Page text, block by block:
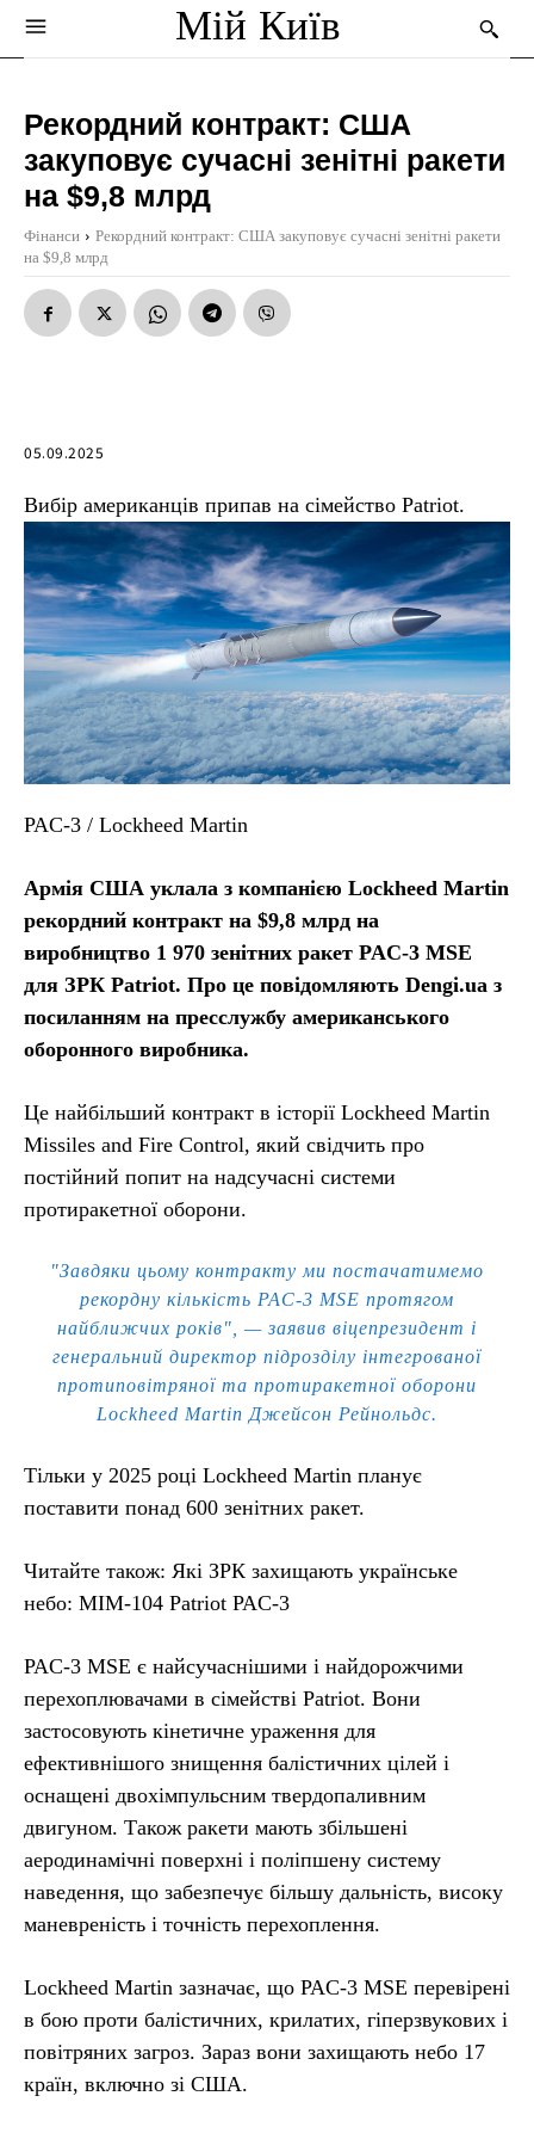
Мій Київ
Рекордний контракт: США
закуповує сучасні зенітні ракети
на $9,8 млрд
Фінанси
Рекордний контракт: США закуповує сучасні зенітні ракети
на $9,8 млрд
05.09.2025
Вибір американців припав на сімейство Patriot.
PAC-3 / Lockheed Martin
Армія США уклала з компанією Lockheed Martin
рекордний контракт на $9,8 млрд на
виробництво 1 970 зенітних ракет PAC-3 MSE
для ЗРК Patriot. Про це повідомляють Dengi.ua з
посиланням на пресслужбу американського
оборонного виробника.
Це найбільший контракт в історії Lockheed Martin
Missiles and Fire Control, який свідчить про
постійний попит на надсучасні системи
протиракетної оборони.
"Завдяки цьому контракту ми постачатимемо
рекордну кількість PAC-3 MSE протягом
найближчих років", — заявив віцепрезидент і
генеральний директор підрозділу інтегрованої
протиповітряної та протиракетної оборони
Lockheed Martin Джейсон Рейнольдс.
Тільки у 2025 році Lockheed Martin планує
поставити понад 600 зенітних ракет.
Читайте також: Які ЗРК захищають українське
небо: MIM-104 Patriot PAC-3
PAC-3 MSE є найсучаснішими і найдорожчими
перехоплювачами в сімействі Patriot. Вони
застосовують кінетичне ураження для
ефективнішого знищення балістичних цілей і
оснащені двохімпульсним твердопаливним
двигуном. Також ракети мають збільшені
аеродинамічні поверхні і поліпшену систему
наведення, що забезпечує більшу дальність, високу
маневреність і точність перехоплення.
Lockheed Martin зазначає, що PAC-3 MSE перевірені
в бою проти балістичних, крилатих, гіперзвукових і
повітряних загроз. Зараз вони захищають небо 17
країн, включно зі США.